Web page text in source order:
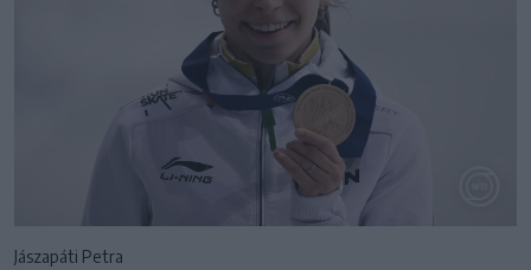
Jászapáti Petra